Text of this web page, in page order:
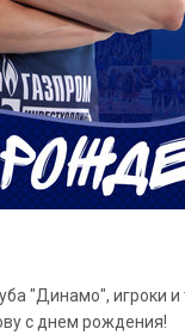
"Динамо",
с днем рождения!